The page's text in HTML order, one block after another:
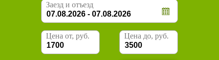
Заезд и отъезд
Цена от, руб. Цена до, руб.